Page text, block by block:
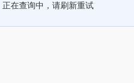
正在查询中，请刷新重试